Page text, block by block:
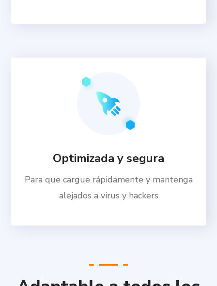
Optimizada y segura
Para que cargue rápidamente y mantenga
alejados a virus y hackers